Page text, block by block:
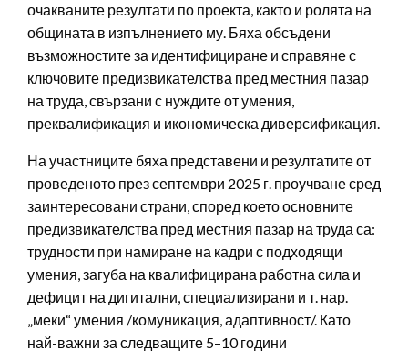
очакваните резултати по проекта, както и ролята на
общината в изпълнението му. Бяха обсъдени
възможностите за идентифициране и справяне с
ключовите предизвикателства пред местния пазар
на труда, свързани с нуждите от умения,
преквалификация и икономическа диверсификация.
На участниците бяха представени и резултатите от
проведеното през септември 2025 г. проучване сред
заинтересовани страни, според което основните
предизвикателства пред местния пазар на труда са:
трудности при намиране на кадри с подходящи
умения, загуба на квалифицирана работна сила и
дефицит на дигитални, специализирани и т. нар.
„меки“ умения /комуникация, адаптивност/. Като
най-важни за следващите 5–10 години